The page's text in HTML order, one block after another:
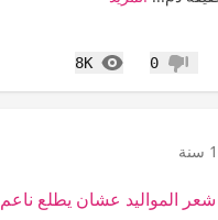
عدم إعجاب
0
8K
المشاهدات
المواليد عشان يطلع ناعم